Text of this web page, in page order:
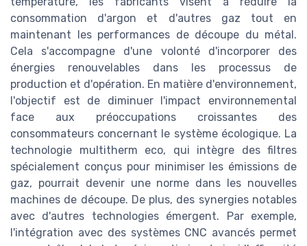
consommation d'argon et d'autres gaz tout en
maintenant les performances de découpe du métal.
Cela s'accompagne d'une volonté d'incorporer des
énergies renouvelables dans les processus de
production et d'opération. En matière d'environnement,
l'objectif est de diminuer l'impact environnemental
face aux préoccupations croissantes des
consommateurs concernant le système écologique. La
technologie multitherm eco, qui intègre des filtres
spécialement conçus pour minimiser les émissions de
gaz, pourrait devenir une norme dans les nouvelles
machines de découpe. De plus, des synergies notables
avec d'autres technologies émergent. Par exemple,
l'intégration avec des systèmes CNC avancés permet